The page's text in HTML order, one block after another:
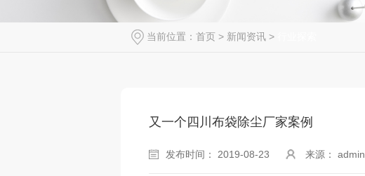
当前位置： 首页 > 新闻资讯 >
又一个四川布袋除尘厂家案例
发布时间： 2019-08-23 来源： admin